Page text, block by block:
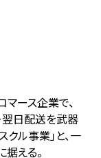
ース企業で、
日配送を武器
クル事業」と、一
える。